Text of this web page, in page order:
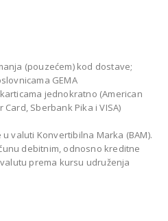
(pouzećem) kod dostave;
GEMA
jednokratno (American
Sberbank Pika i VISA)
valuti Konvertibilna Marka (BAM).
debitnim, odnosno kreditne
prema kursu udruženja